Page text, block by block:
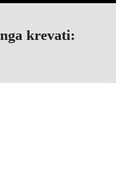
krevati: